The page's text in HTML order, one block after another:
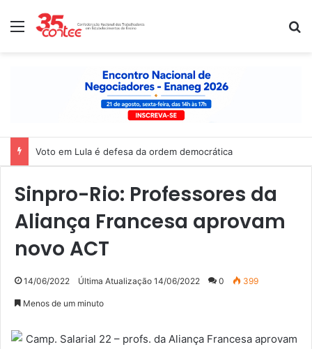
Menu
Voto em Lula é defesa da ordem democrática
Sinpro-Rio: Professores da
Aliança Francesa aprovam
novo ACT
14/06/2022 Última Atualização 14/06/2022 0 399
Menos de um minuto